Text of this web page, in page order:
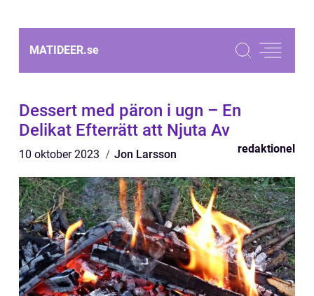
MATIDEER.se
Dessert med päron i ugn – En
Delikat Efterrätt att Njuta Av
10 oktober 2023 Jon Larsson redaktionel